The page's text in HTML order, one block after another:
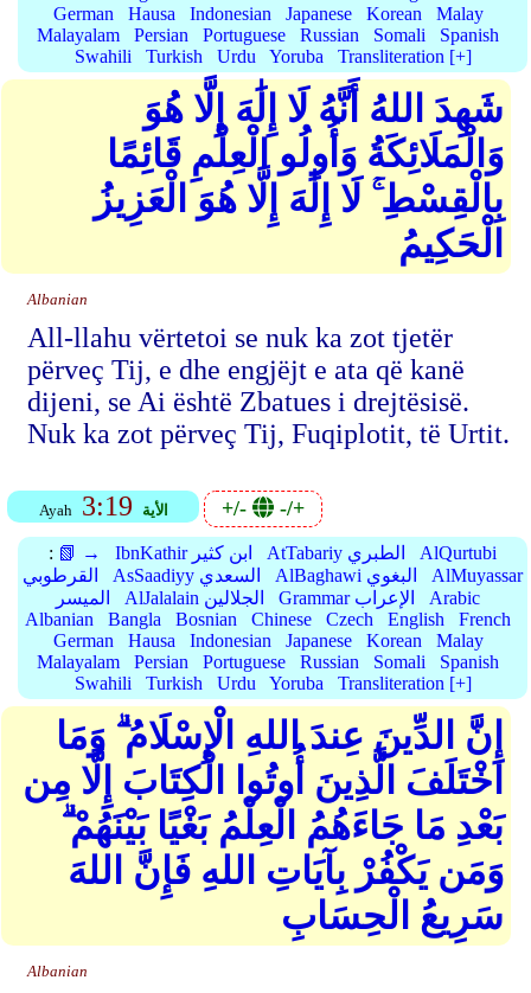
German
Hausa Indonesian Japanese Korean
Malay
Malayalam
Persian Portuguese Russian Somali
Spanish
Swahili
Turkish Urdu Yoruba Transliteration [+]
شَهِدَ اللهُ أَنَّهُ لَا إِلَٰهَ إِلَّا هُوَ
وَالْمَلَائِكَةُ وَأُولُو الْعِلْمِ قَائِمًا
بِالْقِسْطِ ۚ لَا إِلَٰهَ إِلَّا هُوَ الْعَزِيزُ
الْحَكِيمُ
Albanian
All-llahu vërtetoi se nuk ka zot tjetër
përveç Tij, e dhe engjëjt e ata që kanë
dijeni, se Ai është Zbatues i drejtësisë.
Nuk ka zot përveç Tij, Fuqiplotit, të Urtit.
Ayah 3:19 الأية +/- -/+
: 📗 → IbnKathir ابن كثير AtTabariy الطبري
AlQurtubi
القرطوبي
AsSaadiyy السعدي AlBaghawi البغوي
AlMuyassar
الميسر
AlJalalain الجلالين Grammar الإعراب
Arabic
Albanian
Bangla Bosnian Chinese Czech English
French
German
Hausa Indonesian Japanese Korean
Malay
Malayalam
Persian Portuguese Russian Somali
Spanish
Swahili
Turkish Urdu Yoruba Transliteration [+]
إِنَّ الدِّينَ عِندَ اللهِ الْإِسْلَامُ ۗ وَمَا
اخْتَلَفَ الَّذِينَ أُوتُوا الْكِتَابَ إِلَّا مِن
بَعْدِ مَا جَاءَهُمُ الْعِلْمُ بَغْيًا بَيْنَهُمْ ۗ
وَمَن يَكْفُرْ بِآيَاتِ اللهِ فَإِنَّ اللهَ
سَرِيعُ الْحِسَابِ
Albanian